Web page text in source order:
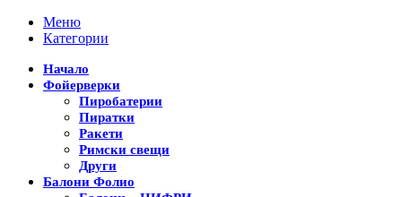
Меню
Категории
Начало
Фойерверки
Пиробатерии
Пиратки
Ракети
Римски свещи
Други
Балони Фолио